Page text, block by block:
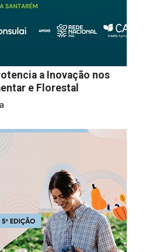
a Inovação nos
e Florestal